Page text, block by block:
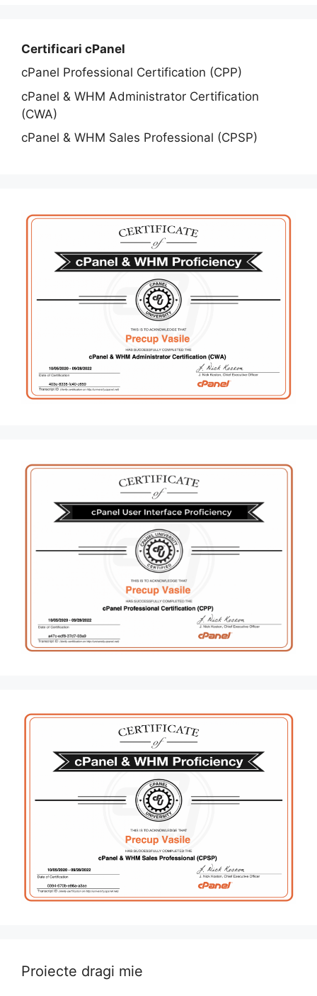
Certificari cPanel
cPanel Professional Certification (CPP)
cPanel & WHM Administrator Certification
(CWA)
cPanel & WHM Sales Professional (CPSP)
Proiecte dragi mie